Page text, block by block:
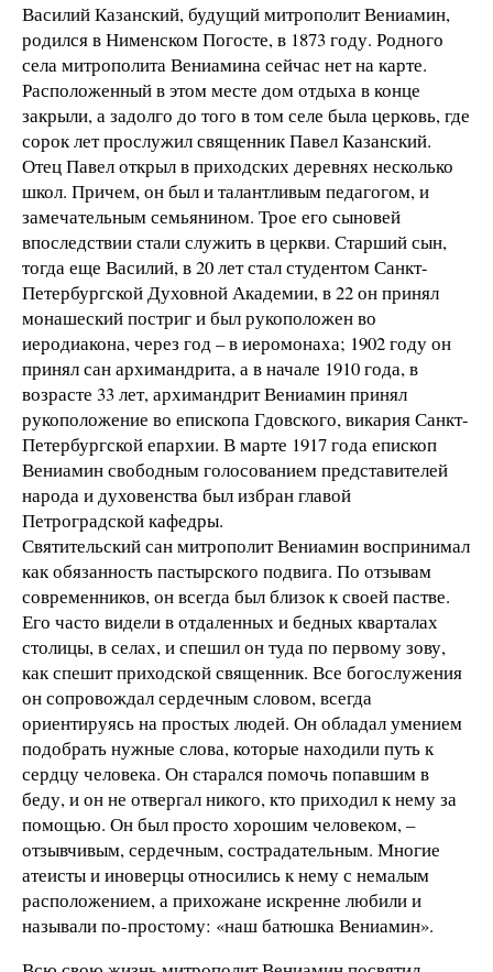
Василий Казанский, будущий митрополит Вениамин,
родился в Нименском Погосте, в 1873 году. Родного
села митрополита Вениамина сейчас нет на карте.
Расположенный в этом месте дом отдыха в конце
закрыли, а задолго до того в том селе была церковь, где
сорок лет прослужил священник Павел Казанский.
Отец Павел открыл в приходских деревнях несколько
школ. Причем, он был и талантливым педагогом, и
замечательным семьянином. Трое его сыновей
впоследствии стали служить в церкви. Старший сын,
тогда еще Василий, в 20 лет стал студентом Санкт-
Петербургской Духовной Академии, в 22 он принял
монашеский постриг и был рукоположен во
иеродиакона, через год – в иеромонаха; 1902 году он
принял сан архимандрита, а в начале 1910 года, в
возрасте 33 лет, архимандрит Вениамин принял
рукоположение во епископа Гдовского, викария Санкт-
Петербургской епархии. В марте 1917 года епископ
Вениамин свободным голосованием представителей
народа и духовенства был избран главой
Петроградской кафедры.
Святительский сан митрополит Вениамин воспринимал
как обязанность пастырского подвига. По отзывам
современников, он всегда был близок к своей пастве.
Его часто видели в отдаленных и бедных кварталах
столицы, в селах, и спешил он туда по первому зову,
как спешит приходской священник. Все богослужения
он сопровождал сердечным словом, всегда
ориентируясь на простых людей. Он обладал умением
подобрать нужные слова, которые находили путь к
сердцу человека. Он старался помочь попавшим в
беду, и он не отвергал никого, кто приходил к нему за
помощью. Он был просто хорошим человеком, –
отзывчивым, сердечным, сострадательным. Многие
атеисты и иноверцы относились к нему с немалым
расположением, а прихожане искренне любили и
называли по-простому: «наш батюшка Вениамин».